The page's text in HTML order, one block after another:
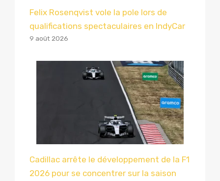
Felix Rosenqvist vole la pole lors de
qualifications spectaculaires en IndyCar
9 août 2026
Cadillac arrête le développement de la F1
2026 pour se concentrer sur la saison